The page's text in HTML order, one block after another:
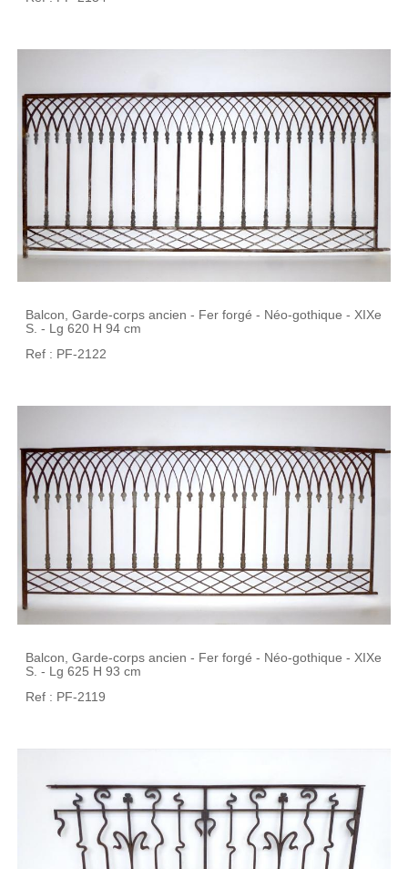
Balcon, Garde-corps ancien - Fer forgé - Néo-gothique - XIXe
S. - Lg 620 H 94 cm
Ref : PF-2122
Balcon, Garde-corps ancien - Fer forgé - Néo-gothique - XIXe
S. - Lg 625 H 93 cm
Ref : PF-2119